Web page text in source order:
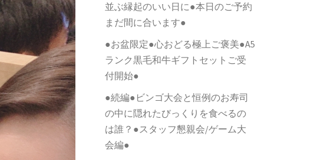
並ぶ縁起のいい日に●本日のご予約
まだ間に合います●
●お盆限定●心おどる極上ご褒美●A5
ランク黒毛和牛ギフトセットご受
付開始●
●続編●ビンゴ大会と恒例のお寿司
の中に隠れたびっくりを食べるの
は誰？●スタッフ懇親会/ゲーム大
会編●